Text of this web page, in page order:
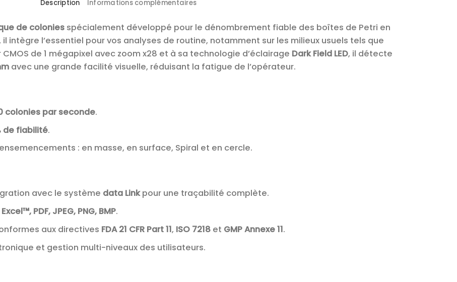
Description Informations complémentaires
de colonies spécialement développé pour le dénombrement fiable des boîtes de Petri en
l’essentiel pour vos analyses de routine, notamment sur les milieux usuels tels que
de 1 mégapixel avec zoom x28 et à sa technologie d’éclairage Dark Field LED, il détecte
avec une grande facilité visuelle, réduisant la fatigue de l’opérateur.
colonies par seconde.
de fiabilité.
: en masse, en surface, Spiral et en cercle.
avec le système data Linkpour une traçabilité complète.
PDF, JPEG, PNG, BMP.
aux directives FDA 21 CFR Part 11, ISO 7218 et GMP Annexe 11.
et gestion multi-niveaux des utilisateurs.